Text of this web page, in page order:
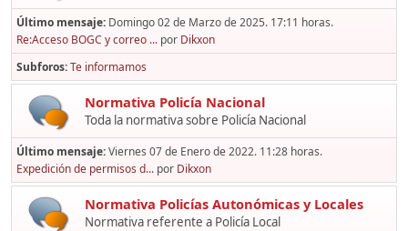
Último mensaje: Domingo 02 de Marzo de 2025. 17:11 horas.
Re:Acceso BOGC y correo ... por Dikxon
Subforos Te informamos
Normativa Policía Nacional
Toda la normativa sobre Policía Nacional
Último mensaje:Viernes 07 de Enero de 2022. 11:28 horas.
Expedición de permisos d... por Dikxon
Normativa Policías Autonómicas y Locales
Normativa referente a Policía Local